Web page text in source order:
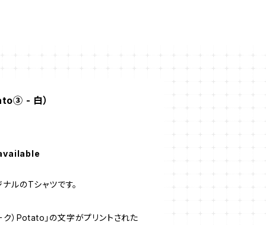
- 白）
ルのTシャツです。
ク）Potato」の文字がプリントされた